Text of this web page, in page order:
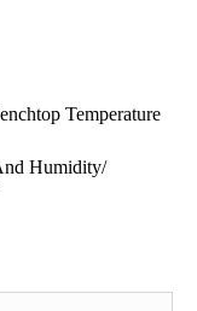
Temperature
Humidity/